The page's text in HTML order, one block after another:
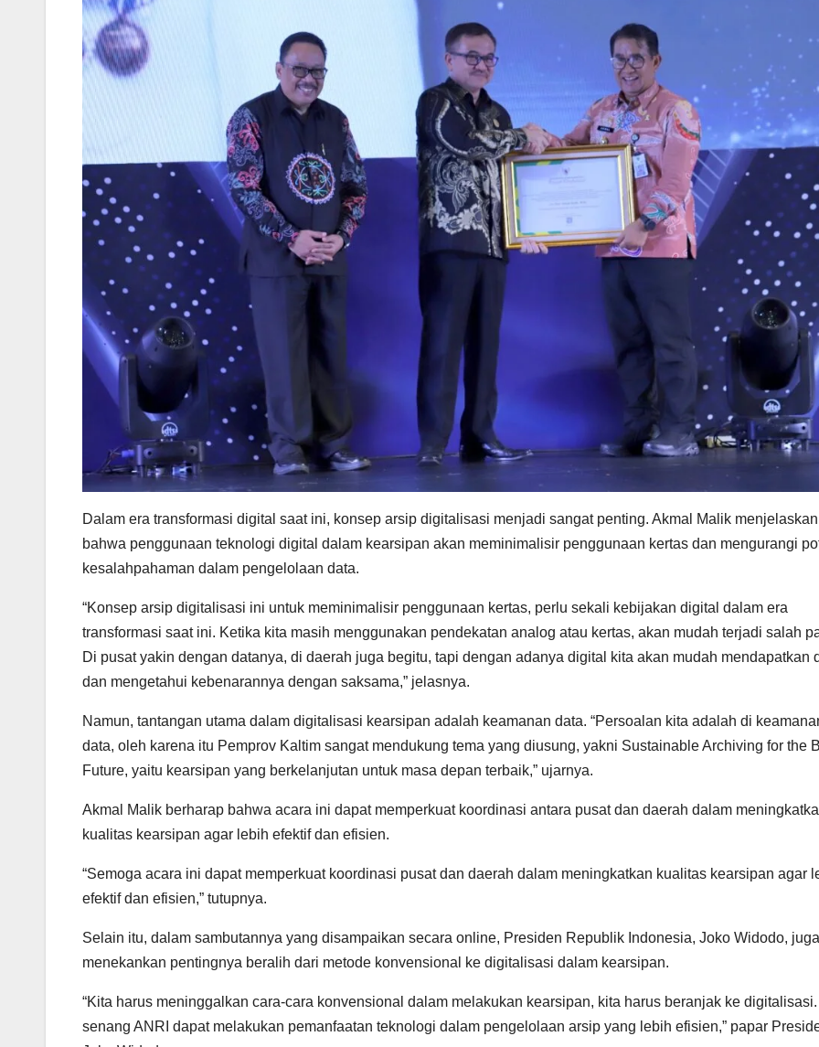
Dalam era transformasi digital saat ini, konsep arsip digitalisasi menjadi sangat penting. Akmal Malik menjelaskan
bahwa penggunaan teknologi digital dalam kearsipan akan meminimalisir penggunaan kertas dan mengurangi
kesalahpahaman dalam pengelolaan data.
“Konsep arsip digitalisasi ini untuk meminimalisir penggunaan kertas, perlu sekali kebijakan digital dalam era
transformasi saat ini. Ketika kita masih menggunakan pendekatan analog atau kertas, akan mudah terjadi salah
Di pusat yakin dengan datanya, di daerah juga begitu, tapi dengan adanya digital kita akan mudah mendapatkan
dan mengetahui kebenarannya dengan saksama,” jelasnya.
Namun, tantangan utama dalam digitalisasi kearsipan adalah keamanan data. “Persoalan kita adalah di
data, oleh karena itu Pemprov Kaltim sangat mendukung tema yang diusung, yakni Sustainable Archiving for the
Future, yaitu kearsipan yang berkelanjutan untuk masa depan terbaik,” ujarnya.
Akmal Malik berharap bahwa acara ini dapat memperkuat koordinasi antara pusat dan daerah dalam
kualitas kearsipan agar lebih efektif dan efisien.
“Semoga acara ini dapat memperkuat koordinasi pusat dan daerah dalam meningkatkan kualitas kearsipan agar
efektif dan efisien,” tutupnya.
Selain itu, dalam sambutannya yang disampaikan secara online, Presiden Republik Indonesia, Joko Widodo, juga
menekankan pentingnya beralih dari metode konvensional ke digitalisasi dalam kearsipan.
“Kita harus meninggalkan cara-cara konvensional dalam melakukan kearsipan, kita harus beranjak ke
senang ANRI dapat melakukan pemanfaatan teknologi dalam pengelolaan arsip yang lebih efisien,” papar